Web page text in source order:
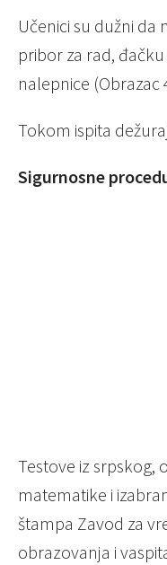
Učenici su dužni da
pribor za rad,
nalepnice (Obrazac
Tokom ispita
Sigurnosne
Testove iz srpskog,
matematike i
štampa Zavod za
obrazovanja i